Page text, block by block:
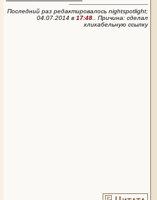
Последний раз редактировалось nightspotlight;
04.07.2014 в 17:48 .. Причина: сделал
кликабельную ссылку